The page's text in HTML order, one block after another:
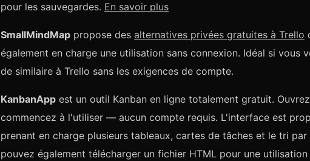
pour les sauvegardes. En savoir plus
SmallMindMap propose des alternatives privées gratuites à Trello
également en charge une utilisation sans connexion. Idéal si vous
de similaire à Trello sans les exigences de compte.
KanbanApp est un outil Kanban en ligne totalement gratuit.
commencez à l'utiliser — aucun compte requis. L'interface est
prenant en charge plusieurs tableaux, cartes de tâches et le tri par
pouvez également télécharger un fichier HTML pour une utilisation